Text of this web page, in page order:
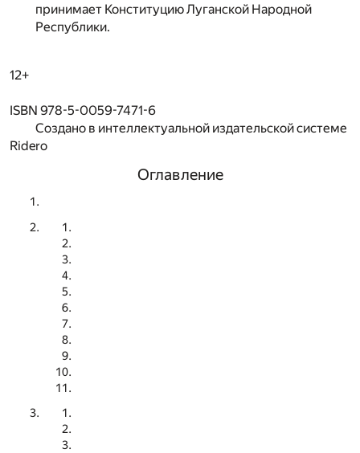
принимает Конституцию Луганской Народной
Республики.
12+
ISBN 978-5-0059-7471-6
Создано в интеллектуальной издательской системе
Ridero
Оглавление